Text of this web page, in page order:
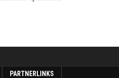
PARTNERLINKS